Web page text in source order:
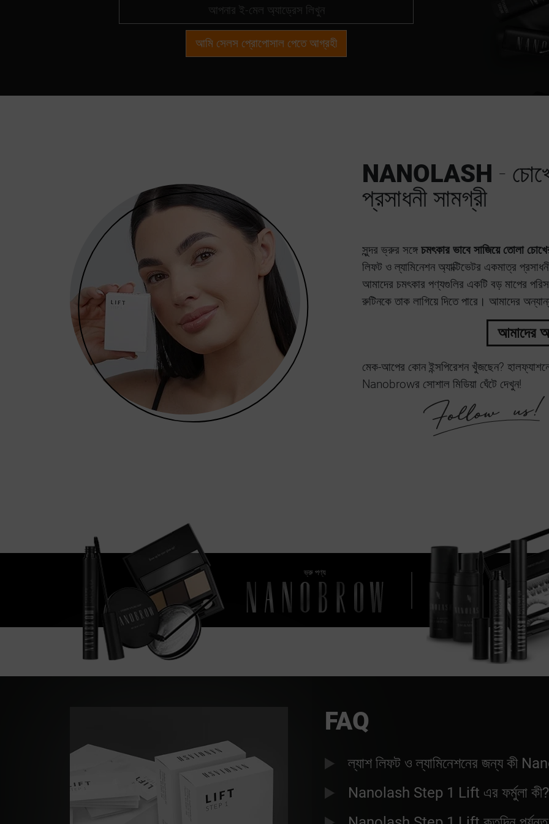
আমি সেলস প্রোপোসাল পেতে আগ্রহী
NANOLASH -
প্রসাধনী সামগ্রী
সুন্দর ভ্রুর সঙ্গে চমৎকার ভাবে সাজিয়ে তোলা
লিফট ও ল্যামিনেশন অ্যাক্টিভেটর একমাত্র
আমাদের চমৎকার পণ্যগুলির একটি বড় মাপের
রুটিনকে তাক লাগিয়ে দিতে পারে। আমাদের
আমাদের
মেক-আপের কোন ইন্সপিরেশন খুঁজছেন?
Nanobrowর সোশাল মিডিয়া ঘেঁটে দেখুন!
ভ্রু পণ্য
FAQ
ল্যাশ লিফট ও ল্যামিনেশনের জন্য কী
Nanolash Step 1 Lift এর ফর্মুলা কী?